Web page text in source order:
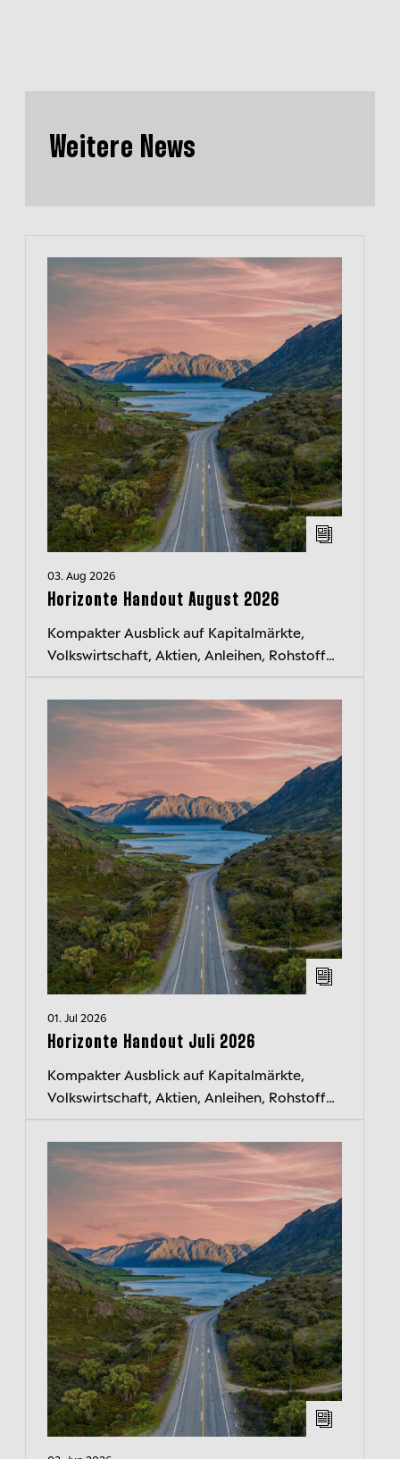
Weitere News
03. Aug 2026
Horizonte Handout August 2026
Kompakter Ausblick auf Kapitalmärkte,
Volkswirtschaft, Aktien, Anleihen, Rohstoffe
01. Jul 2026
Horizonte Handout Juli 2026
Kompakter Ausblick auf Kapitalmärkte,
Volkswirtschaft, Aktien, Anleihen, Rohstoffe